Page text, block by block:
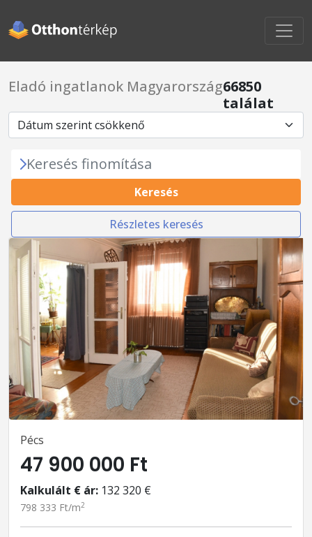
Eladó ingatlanok Magyarország66850
találat
Keresés finomítása
Keresés
Részletes keresés
Pécs
47 900 000 Ft
Kalkulált € ár: 132 320 €
798 333 Ft/m2